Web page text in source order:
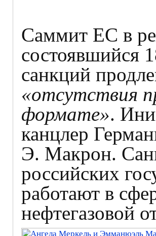
Саммит ЕС в
состоявшийся
санкций
«отсутствия
формате».
канцлер
Э. Макрон.
российских
работают в
нефтегазовой